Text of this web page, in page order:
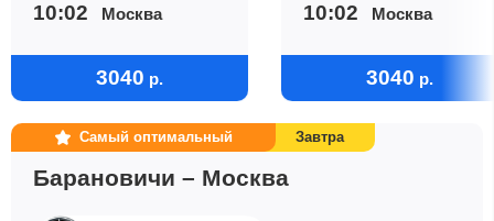
10:02 Москва
3040 р.
10:02 Москва
3040 р.
Самый оптимальный Завтра
Барановичи – Москва